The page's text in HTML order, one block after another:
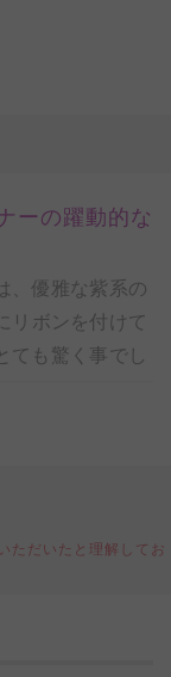
ーの躍動的な
、優雅な紫系の
リボンを付けて
ても驚く事でし
レガントな印
問わず女性へ
りますので記念
ただいたと理解してお